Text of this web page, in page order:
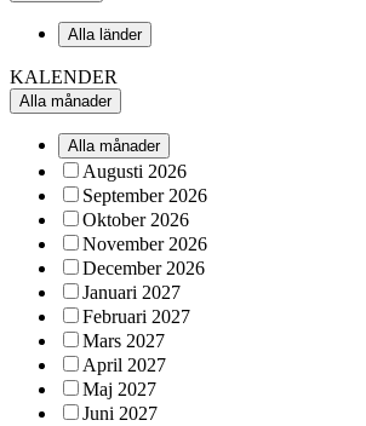
Alla länder
KALENDER
Alla månader
Alla månader
Augusti 2026
September 2026
Oktober 2026
November 2026
December 2026
Januari 2027
Februari 2027
Mars 2027
April 2027
Maj 2027
Juni 2027